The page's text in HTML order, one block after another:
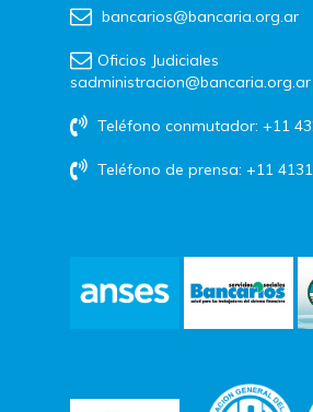
bancarios@bancaria.org.ar
Oficios Judiciales
sadministracion@bancaria.org.ar
Teléfono conmutador: +11
Teléfono de prensa: +11